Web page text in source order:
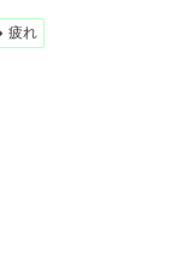
疲れ